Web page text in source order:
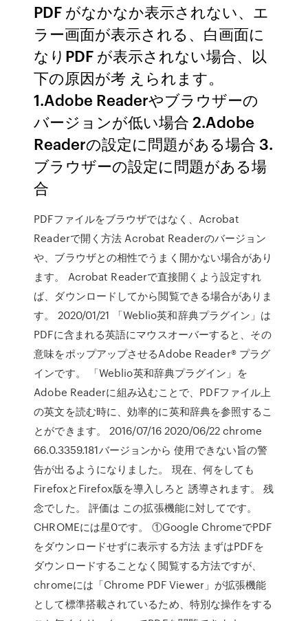
PDF がなかなか表示されない、エ
ラー画面が表示される、白画面に
なりPDF が表示されない場合、以
下の原因が考 えられます。
1.Adobe Readerやブラウザーの
バージョンが低い場合 2.Adobe
Readerの設定に問題がある場合 3.
ブラウザーの設定に問題がある場
合
PDFファイルをブラウザではなく、Acrobat
Readerで開く方法 Acrobat Readerのバージョン
や、ブラウザとの相性でうまく開かない場合があり
ます。 Acrobat Readerで直接開くよう設定すれ
ば、ダウンロードしてから閲覧できる場合がありま
す。 2020/01/21 「Weblio英和辞典プラグイン」は
PDFに含まれる英語にマウスオーバーすると、その
意味をポップアップさせるAdobe Reader® プラグ
インです。 「Weblio英和辞典プラグイン」を
Adobe Readerに組み込むことで、PDFファイル上
の英文を読む時に、効率的に英和辞典を参照するこ
とができます。 2016/07/16 2020/06/22 chrome
66.0.3359.181バージョンから 使用できない旨の警
告が出るようになりました。 現在、何をしても
FirefoxとFirefox版を導入しろと 誘導されます。 残
念でした。 評価は この拡張機能に対してです。
CHROMEには星0です。 ①Google ChromeでPDF
をダウンロードせずに表示する方法 まずはPDFを
ダウンロードすることなく閲覧する方法ですが、
chromeには「Chrome PDF Viewer」が拡張機能
として標準搭載されているため、特別な操作をする